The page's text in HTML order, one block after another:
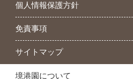
個人情報保護方針
免責事項
サイトマップ
境港園について